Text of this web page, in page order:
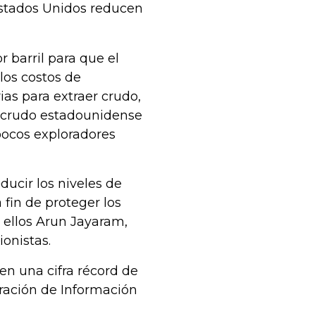
Unidos reducen
barril para que el
costos de
para extraer crudo,
estadounidense
exploradores
los niveles de
fin de proteger los
Arun Jayaram,
una cifra récord de
de Información